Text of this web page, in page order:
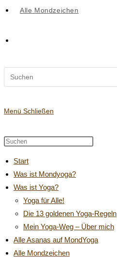
Alle Mondzeichen
Suche
Website
durchsuchen
Menü Schließen
Diese
durchsuchen
panel.
Start
Was ist Mondyoga?
Was ist Yoga?
Yoga für Alle!
Die 13 goldenen Yoga-Regeln
Mein Yoga-Weg – Über mich
Alle Asanas auf MondYoga
Alle Mondzeichen